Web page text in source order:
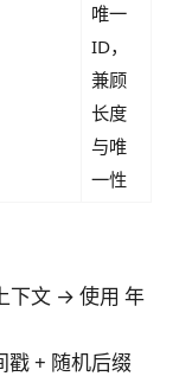
唯一
ID，
兼顾
长度
与唯
一性
下文 → 使用 年
戳 + 随机后缀